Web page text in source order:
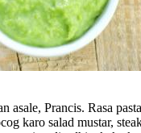
asale, Prancis. Rasa
karo salad mustar,